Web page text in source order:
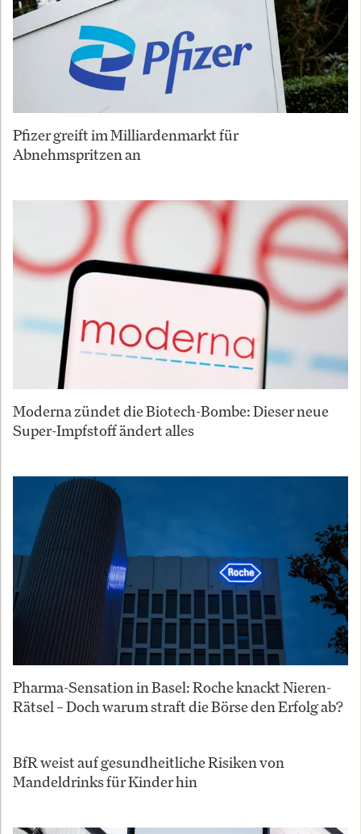
Pfizer greift im Milliardenmarkt für
Abnehmspritzen an
Moderna zündet die Biotech-Bombe: Dieser neue
Super-Impfstoff ändert alles
Pharma-Sensation in Basel: Roche knackt Nieren-
Rätsel – Doch warum straft die Börse den Erfolg ab?
BfR weist auf gesundheitliche Risiken von
Mandeldrinks für Kinder hin